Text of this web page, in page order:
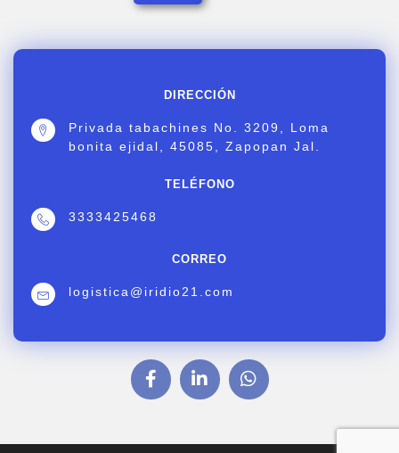
DIRECCIÓN
Privada tabachines No. 3209, Loma
bonita ejidal, 45085, Zapopan Jal.
TELÉFONO
3333425468
CORREO
logistica@iridio21.com